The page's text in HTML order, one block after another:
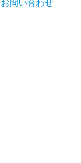
問い合わせ